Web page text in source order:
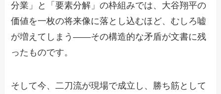
分業」と「要素分解」の枠組みでは、大谷翔平の
価値を一枚の将来像に落とし込むほど、むしろ嘘
が増えてしまう——その構造的な矛盾が文書に残
ったものです。
そして今、二刀流が現場で成立し、勝ち筋として